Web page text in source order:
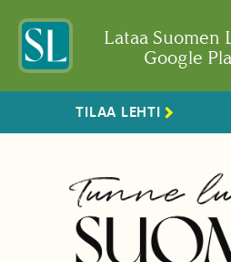
Lataa Suomen
Google
TILAA LEHTI